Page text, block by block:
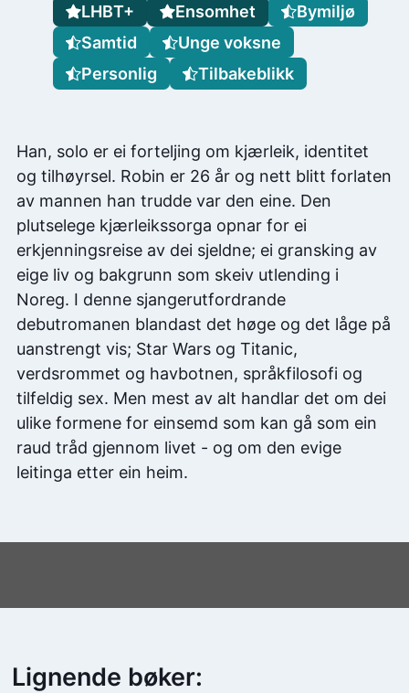
Han, solo er ei forteljing om kjærleik, identitet
og tilhøyrsel. Robin er 26 år og nett blitt forlaten
av mannen han trudde var den eine. Den
plutselege kjærleikssorga opnar for ei
erkjenningsreise av dei sjeldne; ei gransking av
eige liv og bakgrunn som skeiv utlending i
Noreg. I denne sjangerutfordrande
debutromanen blandast det høge og det låge på
uanstrengt vis; Star Wars og Titanic,
verdsrommet og havbotnen, språkfilosofi og
tilfeldig sex. Men mest av alt handlar det om dei
ulike formene for einsemd som kan gå som ein
raud tråd gjennom livet - og om den evige
leitinga etter ein heim.
LHBT+ Ensomhet
Bymiljø
Samtid
Unge voksne
Personlig
Tilbakeblikk
Lignende bøker: